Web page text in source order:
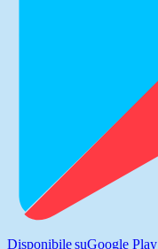
Disponibile suGoogle Play